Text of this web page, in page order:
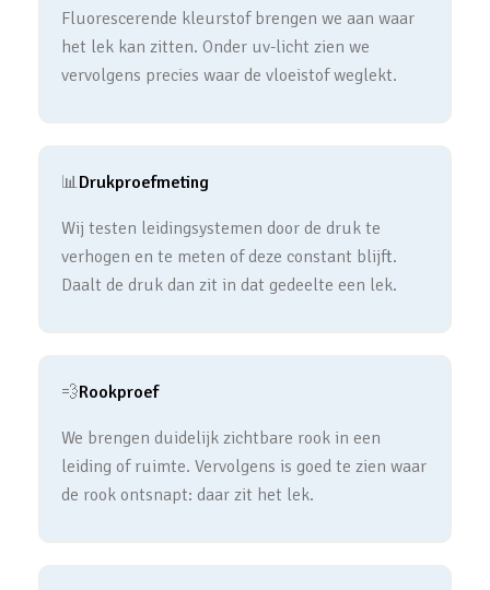
Fluorescerende kleurstof brengen we aan waar
het lek kan zitten. Onder uv-licht zien we
vervolgens precies waar de vloeistof weglekt.
📊Drukproefmeting
Wij testen leidingsystemen door de druk te
verhogen en te meten of deze constant blijft.
Daalt de druk dan zit in dat gedeelte een lek.
💨Rookproef
We brengen duidelijk zichtbare rook in een
leiding of ruimte. Vervolgens is goed te zien waar
de rook ontsnapt: daar zit het lek.